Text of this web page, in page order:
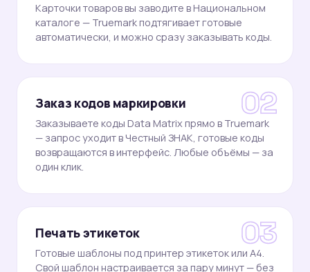
Карточки товаров вы заводите в Национальном
каталоге — Truemark подтягивает готовые
автоматически, и можно сразу заказывать коды.
2
Заказ кодов маркировки
Заказываете коды Data Matrix прямо в Truemark
— запрос уходит в Честный ЗНАК, готовые коды
возвращаются в интерфейс. Любые объёмы — за
один клик.
3
Печать этикеток
Готовые шаблоны под принтер этикеток или А4.
Свой шаблон настраивается за пару минут — без